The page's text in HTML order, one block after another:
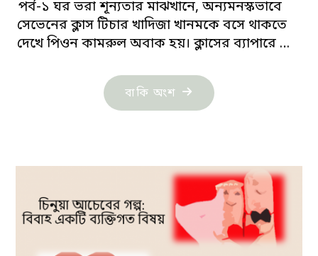
পর্ব-১ ঘর ভরা শূন্যতার মাঝখানে, অন্যমনস্কভাবে
সেভেনের ক্লাস টিচার খাদিজা খানমকে বসে থাকতে
দেখে পিওন কামরুল অবাক হয়। ক্লাসের ব্যাপারে …
বাকি অংশ "নাহার
তৃণার
পারাবার-
পর্ব-১"